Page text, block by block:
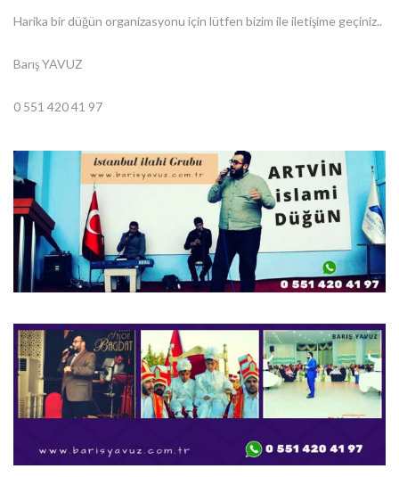
Harika bir düğün organizasyonu için lütfen bizim ile iletişime geçiniz..
Barış YAVUZ
0 551 420 41 97